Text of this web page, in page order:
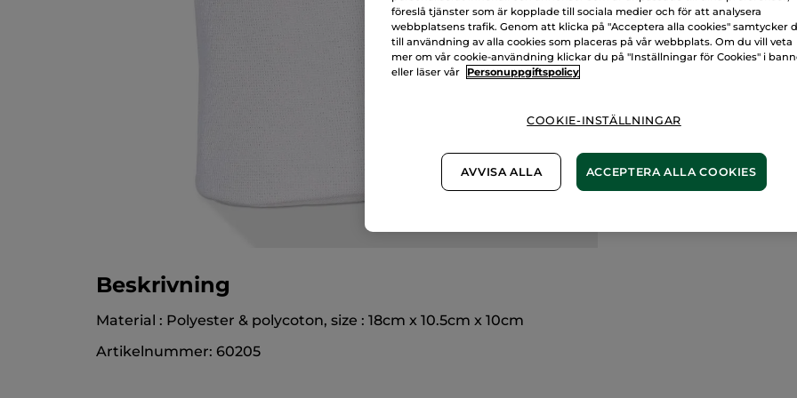
Frakt- och
LÄS MER I VÅRA
Beskrivning
Material : Polyester & polycoton, size : 18cm x 10.5cm x 10cm
Artikelnummer: 60205
föreslå tjänster som är kopplade till sociala medier och för att analysera
webbplatsens trafik. Genom att klicka på "Acceptera alla cookies" samtycker
till användning av alla cookies som placeras på vår webbplats. Om du vill veta
mer om vår cookie-användning klickar du på "Inställningar för Cookies" i
eller läser vår
Personuppgiftspolicy
COOKIE-INSTÄLLNINGAR
AVVISA ALLA ACCEPTERA ALLA COOKIES